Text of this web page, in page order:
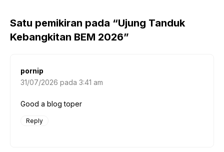
k
Satu pemikiran pada “Ujung Tanduk
Kebangkitan BEM 2026”
pornip
31/07/2026 pada 3:41 am
Good a blog toper
Reply